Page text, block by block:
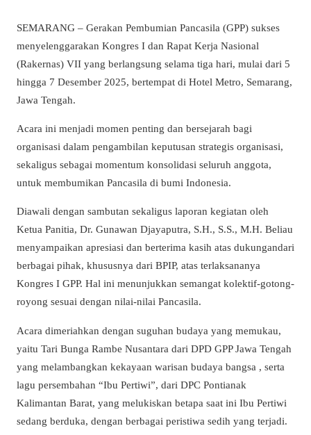
SEMARANG – Gerakan Pembumian Pancasila (GPP) sukses
menyelenggarakan Kongres I dan Rapat Kerja Nasional
(Rakernas) VII yang berlangsung selama tiga hari, mulai dari 5
hingga 7 Desember 2025, bertempat di Hotel Metro, Semarang,
Jawa Tengah.
Acara ini menjadi momen penting dan bersejarah bagi
organisasi dalam pengambilan keputusan strategis organisasi,
sekaligus sebagai momentum konsolidasi seluruh anggota,
untuk membumikan Pancasila di bumi Indonesia.
Diawali dengan sambutan sekaligus laporan kegiatan oleh
Ketua Panitia, Dr. Gunawan Djayaputra, S.H., S.S., M.H. Beliau
menyampaikan apresiasi dan berterima kasih atas dukungandari
berbagai pihak, khususnya dari BPIP, atas terlaksananya
Kongres I GPP. Hal ini menunjukkan semangat kolektif-gotong-
royong sesuai dengan nilai-nilai Pancasila.
Acara dimeriahkan dengan suguhan budaya yang memukau,
yaitu Tari Bunga Rambe Nusantara dari DPD GPP Jawa Tengah
yang melambangkan kekayaan warisan budaya bangsa , serta
lagu persembahan “Ibu Pertiwi”, dari DPC Pontianak
Kalimantan Barat, yang melukiskan betapa saat ini Ibu Pertiwi
sedang berduka, dengan berbagai peristiwa sedih yang terjadi.